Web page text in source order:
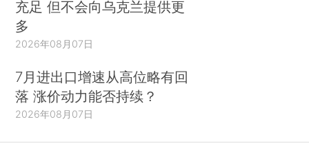
充足 但不会向乌克兰提供更
多
2026年08月07日
7月进出口增速从高位略有回
落 涨价动力能否持续？
2026年08月07日